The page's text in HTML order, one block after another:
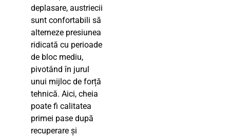
deplasare, austriecii
sunt confortabili să
alterneze presiunea
ridicată cu perioade
de bloc mediu,
pivotând în jurul
unui mijloc de forță
tehnică. Aici, cheia
poate fi calitatea
primei pase după
recuperare și